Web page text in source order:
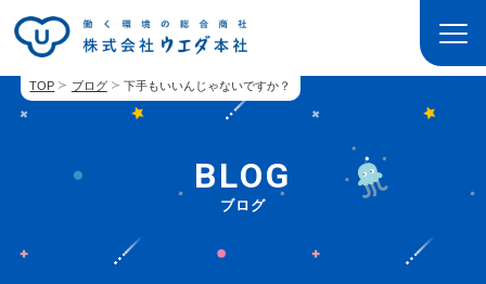
TOP ブログ 下手もいいんじゃないですか？
BLOG
ブログ